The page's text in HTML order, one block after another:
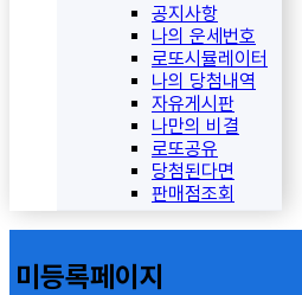
공지사항
나의 운세번호
로또시뮬레이터
나의 당첨내역
자유게시판
나만의 비결
로또공유
당첨된다면
판매점조회
미등록페이지